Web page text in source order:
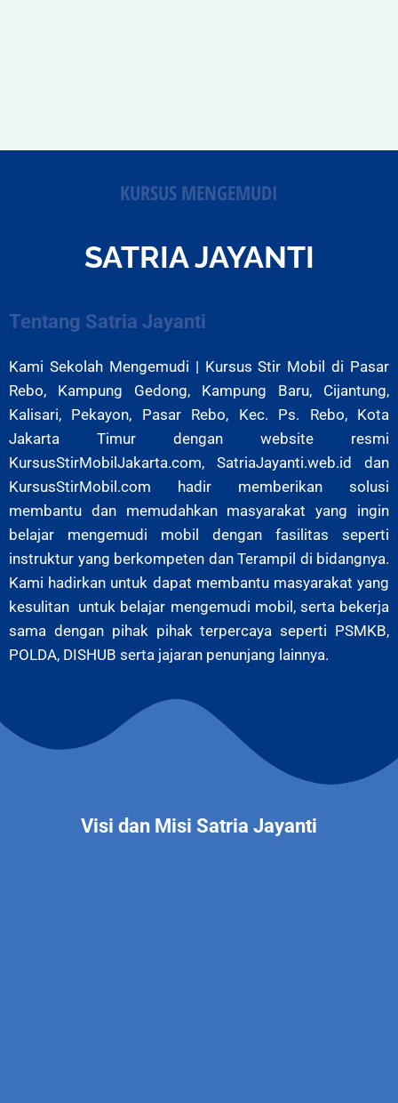
KURSUS MENGEMUDI
SATRIA JAYANTI
Tentang Satria Jayanti
Kami Sekolah Mengemudi | Kursus Stir Mobil di Pasar
Rebo, Kampung Gedong, Kampung Baru, Cijantung,
Kalisari, Pekayon, Pasar Rebo, Kec. Ps. Rebo, Kota
Jakarta Timur dengan website resmi
KursusStirMobilJakarta.com, SatriaJayanti.web.id dan
KursusStirMobil.com hadir memberikan solusi
membantu dan memudahkan masyarakat yang ingin
belajar mengemudi mobil dengan fasilitas seperti
instruktur yang berkompeten dan Terampil di bidangnya.
Kami hadirkan untuk dapat membantu masyarakat yang
kesulitan untuk belajar mengemudi mobil, serta bekerja
sama dengan pihak pihak terpercaya seperti PSMKB,
POLDA, DISHUB serta jajaran penunjang lainnya.
Visi dan Misi Satria Jayanti